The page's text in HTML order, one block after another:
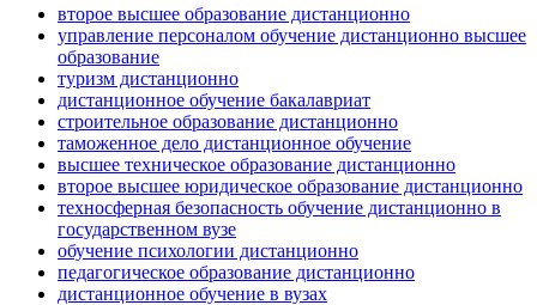
второе высшее образование дистанционно
управление персоналом обучение дистанционно высшее
образование
туризм дистанционно
дистанционное обучение бакалавриат
строительное образование дистанционно
таможенное дело дистанционное обучение
высшее техническое образование дистанционно
второе высшее юридическое образование дистанционно
техносферная безопасность обучение дистанционно в
государственном вузе
обучение психологии дистанционно
педагогическое образование дистанционно
дистанционное обучение в вузах